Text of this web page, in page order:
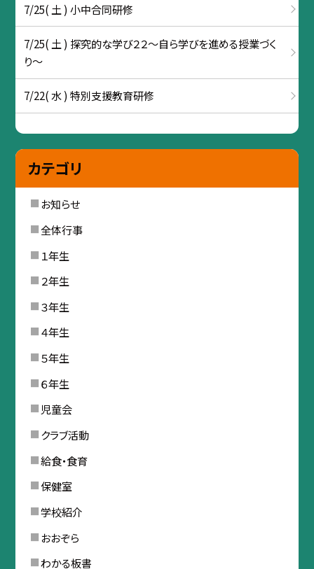
7/25( 土 ) 小中合同研修
7/25( 土 ) 探究的な学び２２～自ら学びを進める授業づく
り～
7/22( 水 ) 特別支援教育研修
カテゴリ
お知らせ
全体行事
１年生
２年生
３年生
４年生
５年生
６年生
児童会
クラブ活動
給食・食育
保健室
学校紹介
おおぞら
わかる板書